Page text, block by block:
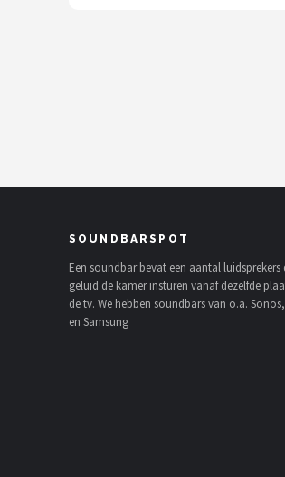
Teufel
ArtSound
SOUNDBARSPOT
Een soundbar bevat een aantal luidsprekers
geluid de kamer insturen vanaf dezelfde
de tv. We hebben soundbars van o.a.
en Samsung